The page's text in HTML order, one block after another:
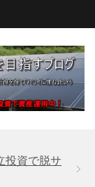
投資で脱サ